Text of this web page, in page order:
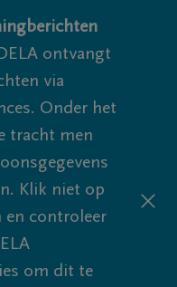
ontvangt
via
Onder het
tracht men
Klik niet op
en controleer
om dit te